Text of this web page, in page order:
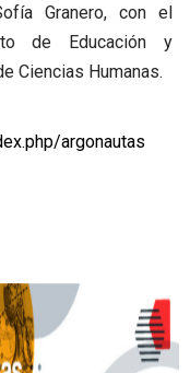
Granero, con el
de Educación y
Ciencias Humanas.
argonautas